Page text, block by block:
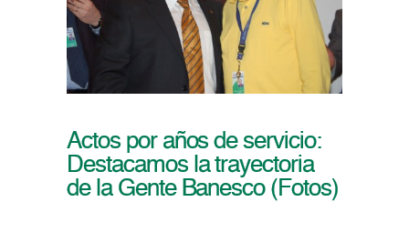
Actos por años de servicio:
Destacamos la trayectoria
de la Gente Banesco (Fotos)